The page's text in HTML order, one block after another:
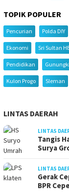
TOPIK POPULER
Pencurian Polda DIY
Ekonomi Sri Sultan
Pendidikan
Kulon Progo Sleman
LINTAS DAERAH
LINTAS
Tangis
Surya
LINTAS
Gerak
BPR